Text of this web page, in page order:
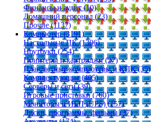
Финансы и аудит (10)
Домашний персонал (23)
Прочие (1137)
Компьютер (3191)
Настольные ПК (1306)
Ноутбуки (254)
Принтеры и картриджи (27)
Планшетные компьютеры и КПК (35)
Комплектующие (405)
Серверы и сети (39)
Игровые приставки (700)
Мониторы и ИБП (UPS) (157)
Диски, программы, фильмы (37)